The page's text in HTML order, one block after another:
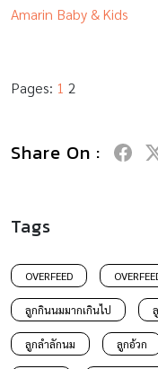
Amarin Baby & Kids
Pages: 1 2
Share On :
Tags
OVERFEED
ลูกกินนมมากเกินไป
ลูกลำลักนม ลูกอ้วก